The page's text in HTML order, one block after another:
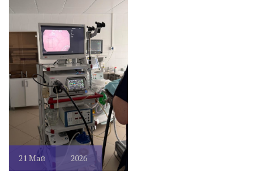
21Май 2026